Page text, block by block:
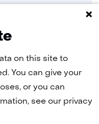
on this site to
You can give your
or you can
see our privacy